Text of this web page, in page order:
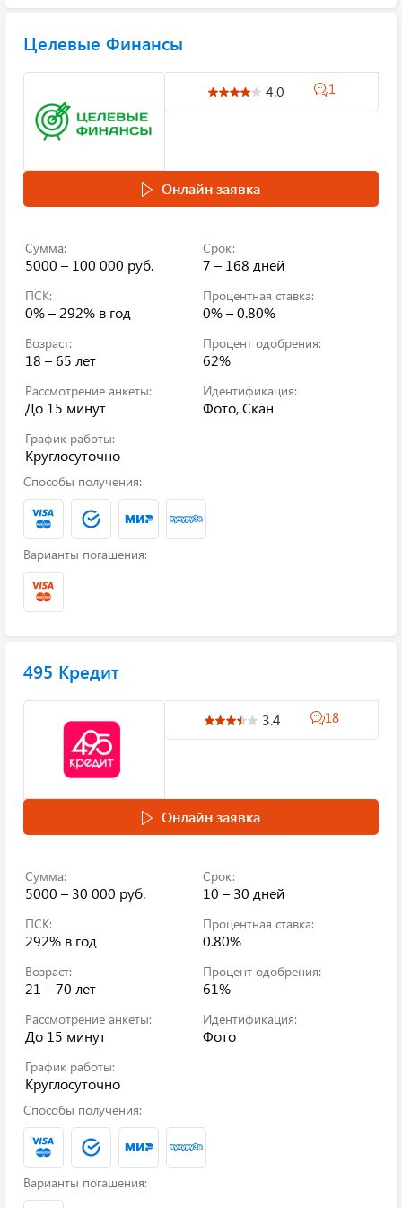
Целевые Финансы
4.0 1
Онлайн заявка
Сумма:
5000 – 100 000 руб.
Срок:
7 – 168 дней
ПСК:
0% – 292% в год
Процентная ставка:
0% – 0.80%
Возраст:
18 – 65 лет
Процент одобрения:
62%
Рассмотрение анкеты:
До 15 минут
Идентификация:
Фото, Скан
График работы:
Круглосуточно
Способы получения:
Варианты погашения:
495 Кредит
3.4 18
Онлайн заявка
Сумма:
5000 – 30 000 руб.
Срок:
10 – 30 дней
ПСК:
292% в год
Процентная ставка:
0.80%
Возраст:
21 – 70 лет
Процент одобрения:
61%
Рассмотрение анкеты:
До 15 минут
Идентификация:
Фото
График работы:
Круглосуточно
Способы получения:
Варианты погашения: